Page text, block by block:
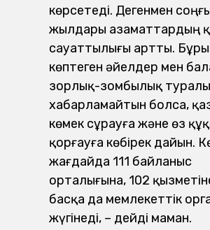
көрсетеді. Дегенмен
жылдары азаматтардың
сауаттылығы артты.
көптеген әйелдер мен
зорлық-зомбылық
хабарламайтын болса,
көмек сұрауға және өз
қорғауға көбірек дайын.
жағдайда 111 байланыс
орталығына, 102
басқа да мемлекеттік
жүгінеді, – дейді маман.